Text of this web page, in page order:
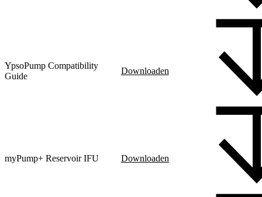
YpsoPump Compatibility
Guide
Downloaden
myPump+ Reservoir IFU Downloaden